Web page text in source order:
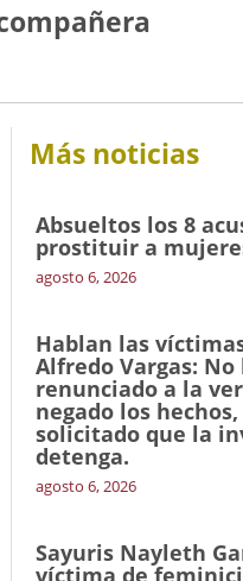
Más noticias
Absueltos los 8
prostituir a
agosto 6, 2026
Hablan las
Alfredo Vargas: No
renunciado a la
negado los
solicitado que la
detenga.
agosto 6, 2026
Sayuris Nayleth
víctima de